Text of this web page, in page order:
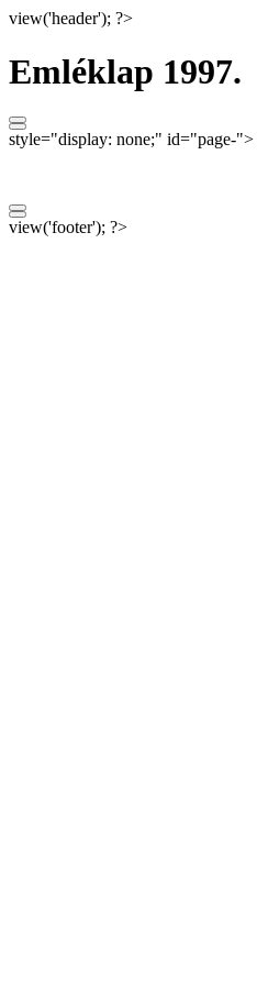
view('header'); ?>
Emléklap 1997.
style="display: none;" id="page-">
view('footer'); ?>